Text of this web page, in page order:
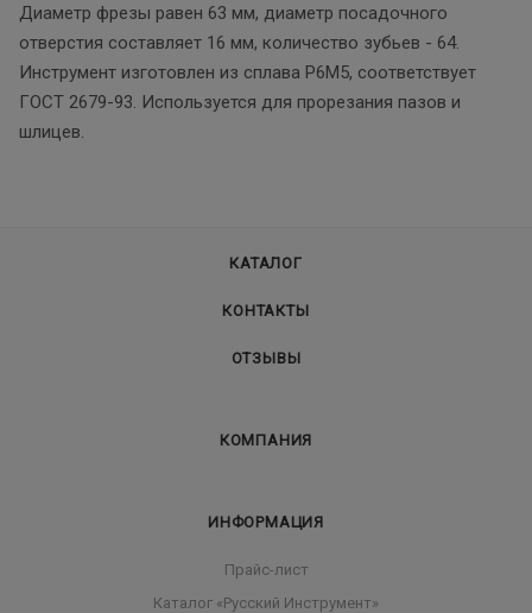
Диаметр фрезы равен 63 мм, диаметр посадочного
отверстия составляет 16 мм, количество зубьев - 64.
Инструмент изготовлен из сплава Р6М5, соответствует
ГОСТ 2679-93. Используется для прорезания пазов и
шлицев.
КАТАЛОГ
КОНТАКТЫ
ОТЗЫВЫ
КОМПАНИЯ
ИНФОРМАЦИЯ
Прайс-лист
Каталог «Русский Инструмент»